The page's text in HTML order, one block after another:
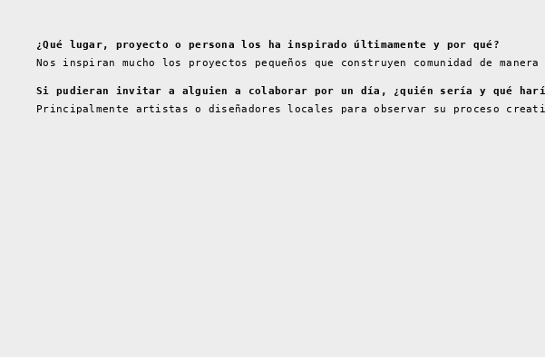
¿Qué lugar, proyecto o persona los ha inspirado últimamente y por qué?
Nos inspiran mucho los proyectos pequeños que construyen comunidad de
Si pudieran invitar a alguien a colaborar por un día, ¿quién sería y qué
Principalmente artistas o diseñadores locales para observar su proceso